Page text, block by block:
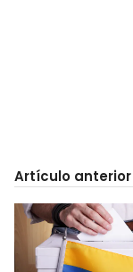
Artículo anterior